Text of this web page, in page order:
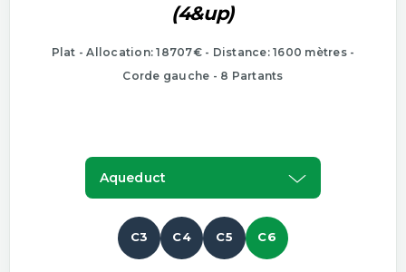
(4&up)
Plat - Allocation: 18707€ - Distance: 1600 mètres -
Corde gauche - 8 Partants
Aqueduct
C3 C4 C5 C6